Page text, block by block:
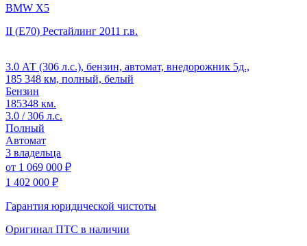
BMW X5
II (E70) Рестайлинг 2011 г.в.
3.0 АТ (306 л.с.), бензин, автомат, внедорожник 5д.,
185 348 км, полный, белый
Бензин
185348 км.
3.0 / 306 л.с.
Полный
Автомат
3 владельца
от 1 069 000 ₽
1 402 000 ₽
Гарантия юридической чистоты
Оригинал ПТС в наличии